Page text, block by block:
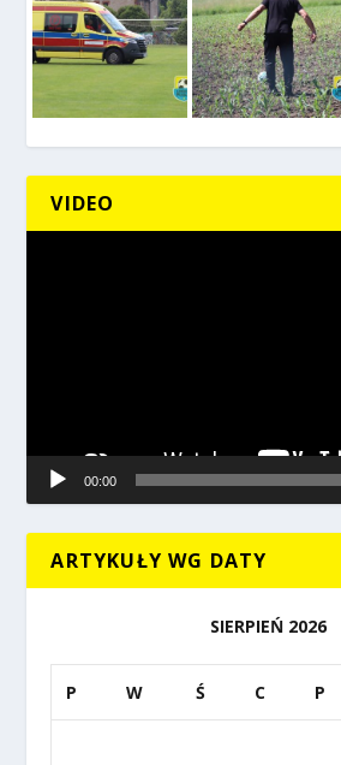
VIDEO
00:00
ARTYKUŁY WG DATY
SIERPIEŃ 2026
P W Ś C P